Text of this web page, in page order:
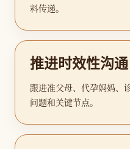
料传递。
推进时效性沟通
跟进准父母、代孕妈妈、
问题和关键节点。